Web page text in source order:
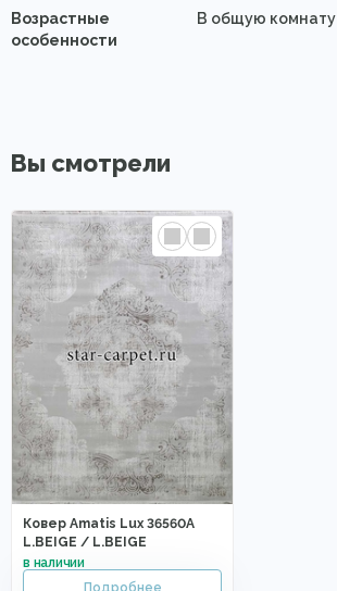
Возрастные
особенности
В общую комнату
Вы смотрели
Ковер Amatis Lux 36560A
L.BEIGE / L.BEIGE